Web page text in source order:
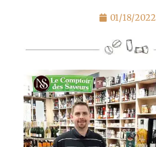
01/18/2022